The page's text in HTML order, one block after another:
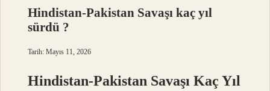
Hindistan-Pakistan Savaşı kaç yıl
sürdü ?
Tarih: Mayıs 11, 2026
Hindistan-Pakistan Savaşı Kaç Yıl